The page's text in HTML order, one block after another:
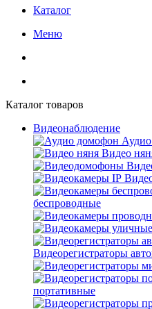
Каталог
Меню
Каталог товаров
Видеонаблюдение
Видео
беспроводные
Видеорегистраторы
портативные